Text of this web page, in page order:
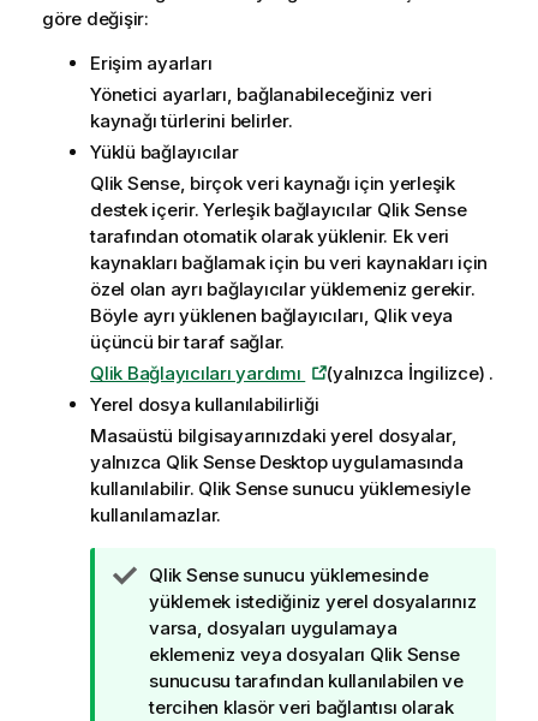
göre değişir:
Erişim ayarları
Yönetici ayarları, bağlanabileceğiniz veri
kaynağı türlerini belirler.
Yüklü bağlayıcılar
Qlik Sense, birçok veri kaynağı için yerleşik
destek içerir. Yerleşik bağlayıcılar Qlik Sense
tarafından otomatik olarak yüklenir. Ek veri
kaynakları bağlamak için bu veri kaynakları için
özel olan ayrı bağlayıcılar yüklemeniz gerekir.
Böyle ayrı yüklenen bağlayıcıları, Qlikveya
üçüncü bir taraf sağlar.
Qlik Bağlayıcıları yardımı
(yalnızca İngilizce) .
Yerel dosya kullanılabilirliği
Masaüstü bilgisayarınızdaki yerel dosyalar,
yalnızca Qlik Sense Desktopuygulamasında
kullanılabilir. Qlik Sensesunucu yüklemesiyle
kullanılamazlar.
İ
p
u
c
u
n
Qlik Sensesunucu yüklemesinde
yüklemek istediğiniz yerel dosyalarınız
varsa, dosyaları uygulamaya
eklemeniz veya dosyaları Qlik Sense
sunucusu tarafından kullanılabilen ve
tercihen klasör veri bağlantısı olarak